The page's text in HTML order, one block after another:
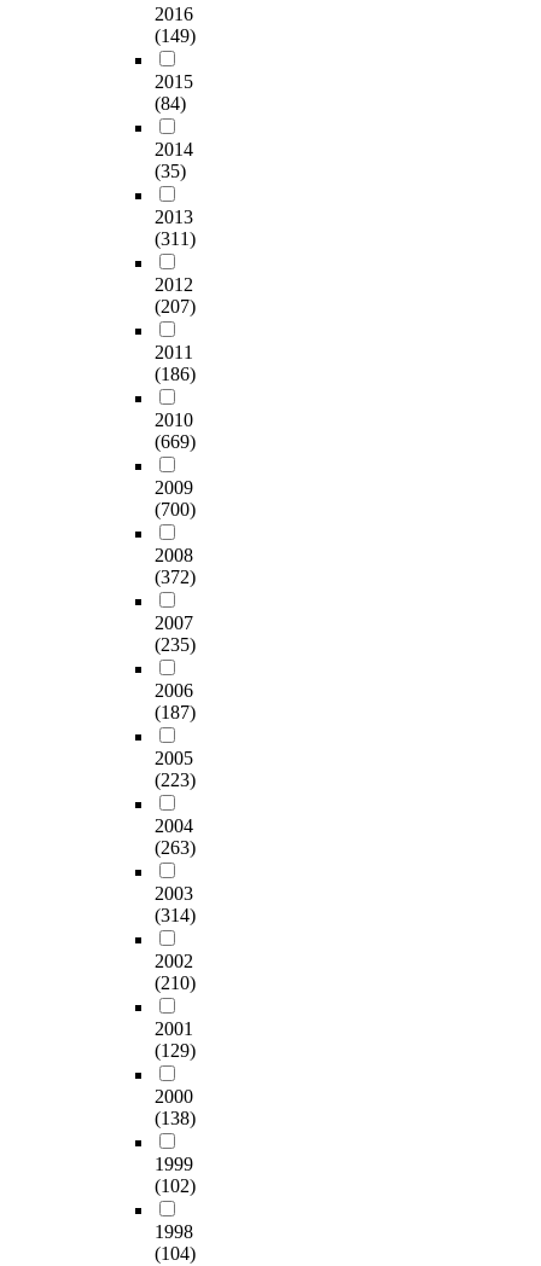
2016
(149)
2015
(84)
2014
(35)
2013
(311)
2012
(207)
2011
(186)
2010
(669)
2009
(700)
2008
(372)
2007
(235)
2006
(187)
2005
(223)
2004
(263)
2003
(314)
2002
(210)
2001
(129)
2000
(138)
1999
(102)
1998
(104)